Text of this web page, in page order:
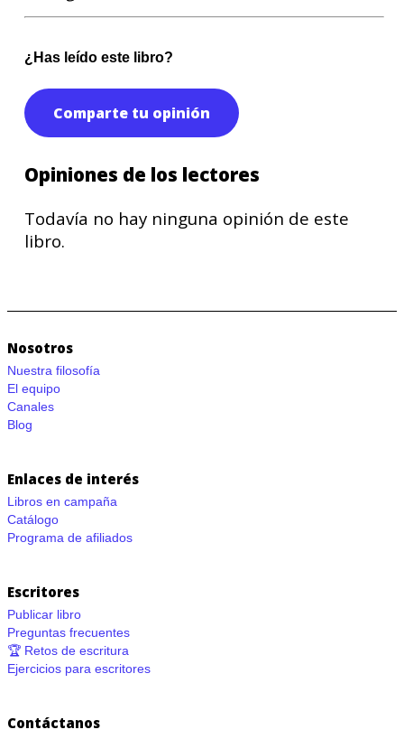
¿Has leído este libro?
Comparte tu opinión
Opiniones de los lectores
Todavía no hay ninguna opinión de este
libro.
Nosotros
Nuestra filosofía
El equipo
Canales
Blog
Enlaces de interés
Libros en campaña
Catálogo
Programa de afiliados
Escritores
Publicar libro
Preguntas frecuentes
🏆 Retos de escritura
Ejercicios para escritores
Contáctanos